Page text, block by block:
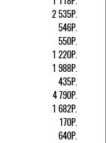
2 535Р.
546Р.
550Р.
1 220Р.
1 988Р.
435Р.
4 790Р.
1 682Р.
170Р.
640Р.